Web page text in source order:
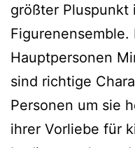
größ­ter Pluspunkt
Hauptpersonen
sind rich­ti­ge
Personen um sie
ihrer Vorliebe für